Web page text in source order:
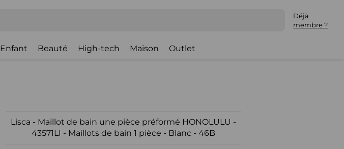
Déjà
membre ?
Enfant Beauté High-tech Maison Outlet
Lisca - Maillot de bain une pièce préformé HONOLULU -
43571LI - Maillots de bain 1 pièce - Blanc - 46B